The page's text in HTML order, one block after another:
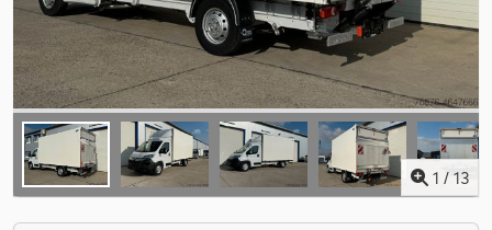
1 / 13